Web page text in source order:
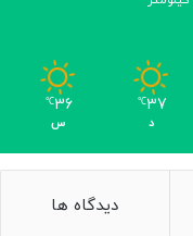
37
℃
د
36
℃
س
دیدگاه ها